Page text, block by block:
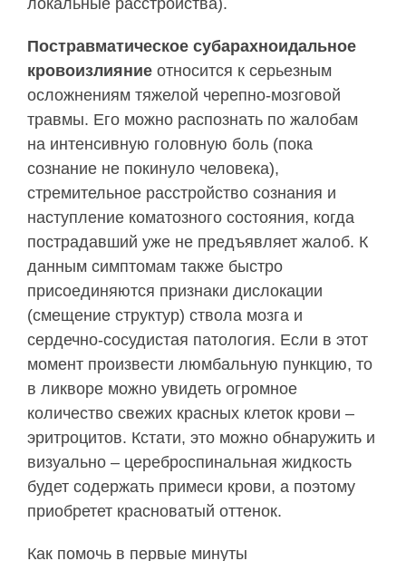
Постравматическое субарахноидальное
кровоизлияние относится к серьезным
осложнениям тяжелой черепно-мозговой
травмы. Его можно распознать по жалобам
на интенсивную головную боль (пока
сознание не покинуло человека),
стремительное расстройство сознания и
наступление коматозного состояния, когда
пострадавший уже не предъявляет жалоб. К
данным симптомам также быстро
присоединяются признаки дислокации
(смещение структур) ствола мозга и
сердечно-сосудистая патология. Если в этот
момент произвести люмбальную пункцию, то
в ликворе можно увидеть огромное
количество свежих красных клеток крови –
эритроцитов. Кстати, это можно обнаружить и
визуально – цереброспинальная жидкость
будет содержать примеси крови, а поэтому
приобретет красноватый оттенок.
Как помочь в первые минуты